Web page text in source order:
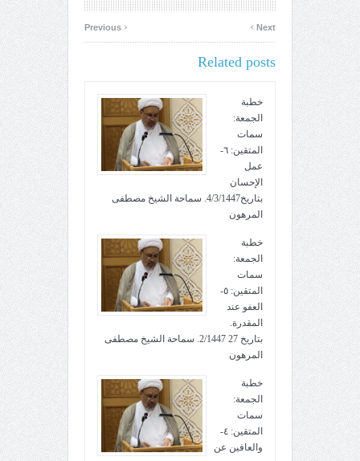
‹ Next
›
Related posts
خطبة
الجمعة:
سمات
المتقين: ٦-
عمل
الإحسان
بتاريخ4/3/1447. سماحة الشيخ مصطفى
المرهون
خطبة
الجمعة:
سمات
المتقين: ٥-
العفو عند
المقدرة.
بتاريخ 27 2/1447. سماحة الشيخ مصطفى
المرهون
خطبة
الجمعة:
سمات
المتقين: ٤-
والعافين عن